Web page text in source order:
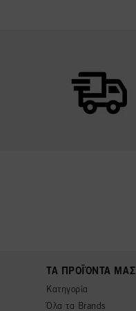
ΤΑ ΠΡΟΪΌΝΤΑ ΜΑΣ
Κατηγορία
Όλα τα Brands